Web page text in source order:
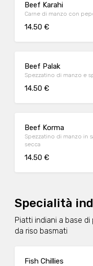
Beef Karahi
Carne di manzo con
14.50 €
Beef Palak
Spezzatino di manzo e
14.50 €
Beef Korma
Spezzatino di manzo in
secca
14.50 €
Specialità
Piatti indiani a base
da riso basmati
Fish Chillies